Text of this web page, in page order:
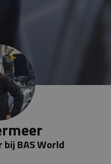
bij BAS World